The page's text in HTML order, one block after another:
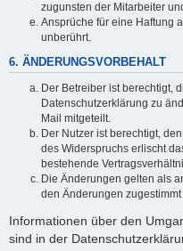
zugunsten der Mitarbeiter
Ansprüche für eine Haftung
unberührt.
6. ÄNDERUNGSVORBEHALT
Der Betreiber ist berechtigt,
Datenschutzerklärung zu
Mail mitgeteilt.
Der Nutzer ist berechtigt,
des Widerspruchs erlischt
bestehende
Die Änderungen gelten als
den Änderungen zugestimmt
Informationen über den
sind in der